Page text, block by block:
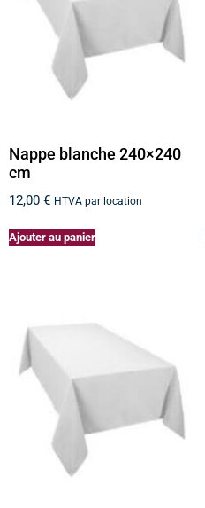
Nappe blanche 240×240
cm
12,00 € HTVA par location
Ajouter au panier